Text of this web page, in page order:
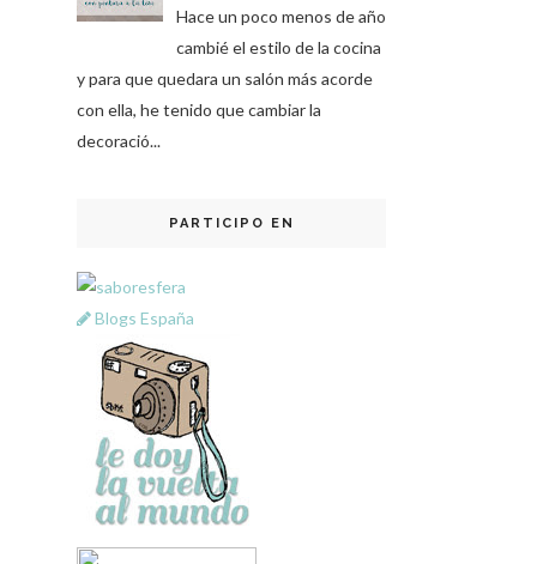
Hace un poco menos de año
cambié el estilo de la cocina
y para que quedara un salón más acorde
con ella, he tenido que cambiar la
decoració...
PARTICIPO EN
Blogs España